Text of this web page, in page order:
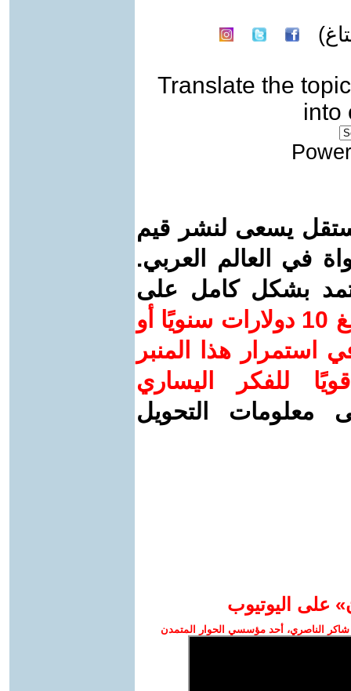
Translate the topic
into
يسعى لنشر قيم
في العالم العربي.
بشكل كامل على
ساهم/ي معنا! بدعمكم بمبلغ 10 دولارات سنويًا أو
استمرار هذا المنبر
للفكر اليساري
معلومات التحويل
على اليوتيوب
الناصري، أحد مؤسسي الحوار المتمدن